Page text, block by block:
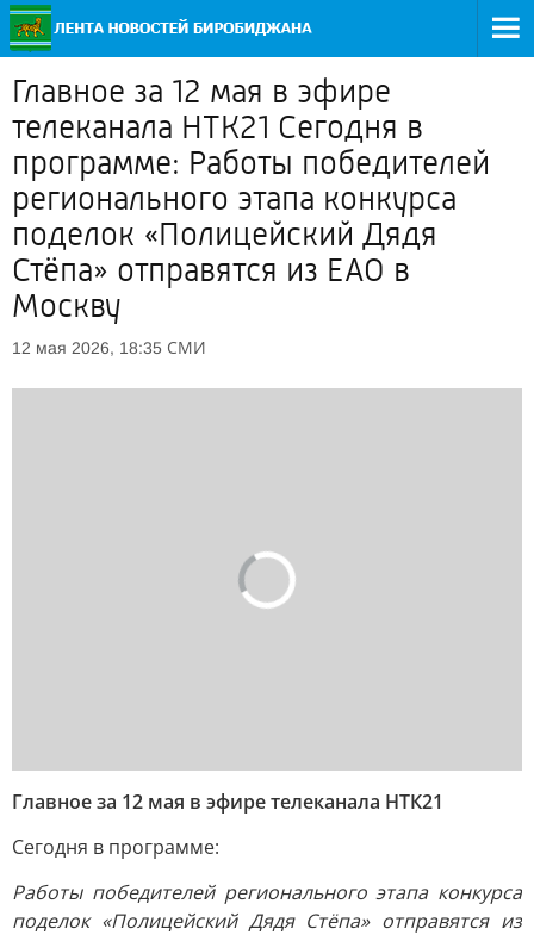
Главное за 12 мая в эфире
телеканала НТК21 Сегодня в
программе: Работы победителей
регионального этапа конкурса
поделок «Полицейский Дядя
Стёпа» отправятся из ЕАО в
Москву
12 мая 2026, 18:35 СМИ
Главное за 12 мая в эфире телеканала НТК21
Сегодня в программе:
Работы победителей регионального этапа конкурса
поделок «Полицейский Дядя Стёпа» отправятся из